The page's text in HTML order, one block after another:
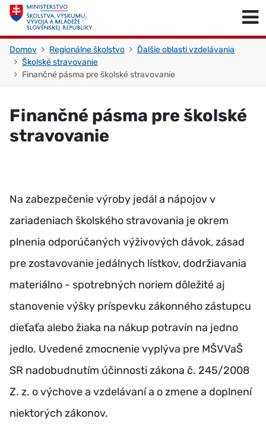
Skočiť na obsah
Domov Regionálne školstvo
Ďalšie oblasti vzdelávania
Školské stravovanie
Finančné pásma pre školské stravovanie
Finančné pásma pre školské
stravovanie
Na zabezpečenie výroby jedál a nápojov v
zariadeniach školského stravovania je okrem
plnenia odporúčaných výživových dávok, zásad
pre zostavovanie jedálnych lístkov, dodržiavania
materiálno - spotrebných noriem dôležité aj
stanovenie výšky príspevku zákonného zástupcu
dieťaťa alebo žiaka na nákup potravín na jedno
jedlo. Uvedené zmocnenie vyplýva pre MŠVVaŠ
SR nadobudnutím účinnosti zákona č. 245/2008
Z. z. o výchove a vzdelávaní a o zmene a doplnení
niektorých zákonov.
Skočiť na začiatok stránky